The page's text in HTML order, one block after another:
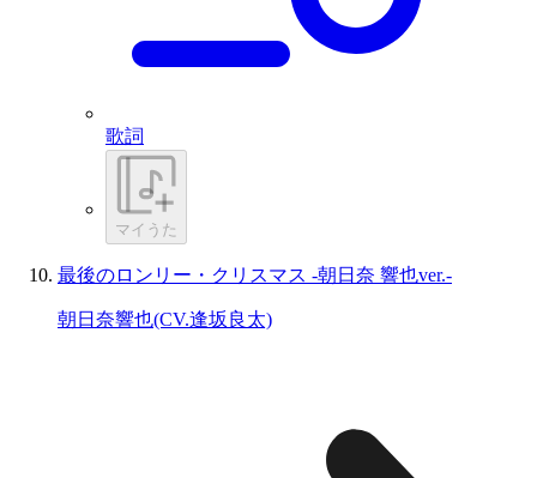
歌詞
マイうた
最後のロンリー・クリスマス -朝日奈 響也ver.-
朝日奈響也(CV.逢坂良太)